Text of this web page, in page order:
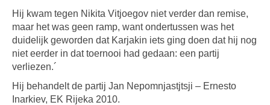
Hij kwam tegen Nikita Vitjoegov niet verder dan remise,
maar het was geen ramp, want ondertussen was het
duidelijk geworden dat Karjakin iets ging doen dat hij nog
niet eerder in dat toernooi had gedaan: een partij
verliezen.´
Hij behandelt de partij Jan Nepomnjastjtsji – Ernesto
Inarkiev, EK Rijeka 2010.